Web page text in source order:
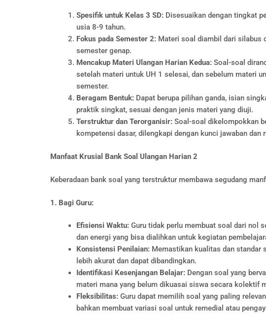
Spesifik untuk Kelas 3 SD: Disesuaikan dengan tingkat
usia 8-9 tahun.
Fokus pada Semester 2: Materi soal diambil dari silabus
semester genap.
Mencakup Materi Ulangan Harian Kedua: Soal-soal
setelah materi untuk UH 1 selesai, dan sebelum materi
semester.
Beragam Bentuk: Dapat berupa pilihan ganda, isian
praktik singkat, sesuai dengan jenis materi yang diuji.
Terstruktur dan Terorganisir: Soal-soal dikelompokkan
kompetensi dasar, dilengkapi dengan kunci jawaban dan
Manfaat Krusial Bank Soal Ulangan Harian 2
Keberadaan bank soal yang terstruktur membawa segudang
1. Bagi Guru:
Efisiensi Waktu: Guru tidak perlu membuat soal dari nol
dan energi yang bisa dialihkan untuk kegiatan
Konsistensi Penilaian: Memastikan kualitas dan standar
lebih akurat dan dapat dibandingkan.
Identifikasi Kesenjangan Belajar: Dengan soal yang
materi mana yang belum dikuasai siswa secara kolektif
Fleksibilitas: Guru dapat memilih soal yang paling
bahkan membuat variasi soal untuk remedial atau